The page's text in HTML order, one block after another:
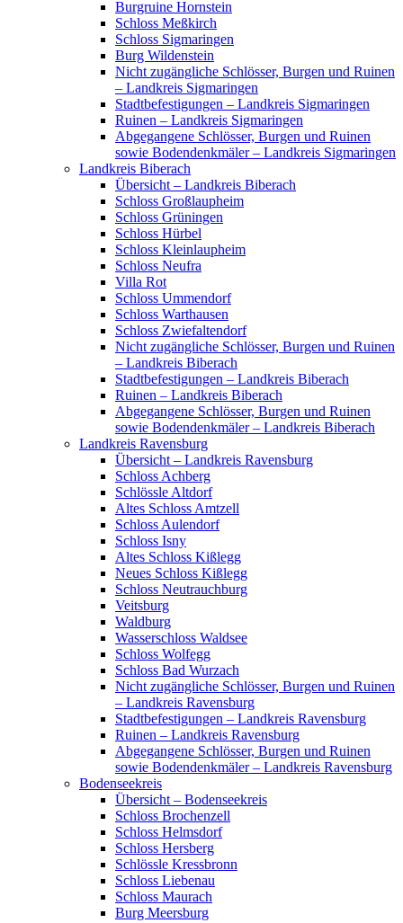
Burgruine Hornstein
Schloss Meßkirch
Schloss Sigmaringen
Burg Wildenstein
Nicht zugängliche Schlösser, Burgen und Ruinen
– Landkreis Sigmaringen
Stadtbefestigungen – Landkreis Sigmaringen
Ruinen – Landkreis Sigmaringen
Abgegangene Schlösser, Burgen und Ruinen
sowie Bodendenkmäler – Landkreis Sigmaringen
Landkreis Biberach
Übersicht – Landkreis Biberach
Schloss Großlaupheim
Schloss Grüningen
Schloss Hürbel
Schloss Kleinlaupheim
Schloss Neufra
Villa Rot
Schloss Ummendorf
Schloss Warthausen
Schloss Zwiefaltendorf
Nicht zugängliche Schlösser, Burgen und Ruinen
– Landkreis Biberach
Stadtbefestigungen – Landkreis Biberach
Ruinen – Landkreis Biberach
Abgegangene Schlösser, Burgen und Ruinen
sowie Bodendenkmäler – Landkreis Biberach
Landkreis Ravensburg
Übersicht – Landkreis Ravensburg
Schloss Achberg
Schlössle Altdorf
Altes Schloss Amtzell
Schloss Aulendorf
Schloss Isny
Altes Schloss Kißlegg
Neues Schloss Kißlegg
Schloss Neutrauchburg
Veitsburg
Waldburg
Wasserschloss Waldsee
Schloss Wolfegg
Schloss Bad Wurzach
Nicht zugängliche Schlösser, Burgen und Ruinen
– Landkreis Ravensburg
Stadtbefestigungen – Landkreis Ravensburg
Ruinen – Landkreis Ravensburg
Abgegangene Schlösser, Burgen und Ruinen
sowie Bodendenkmäler – Landkreis Ravensburg
Bodenseekreis
Übersicht – Bodenseekreis
Schloss Brochenzell
Schloss Helmsdorf
Schloss Hersberg
Schlössle Kressbronn
Schloss Liebenau
Schloss Maurach
Burg Meersburg